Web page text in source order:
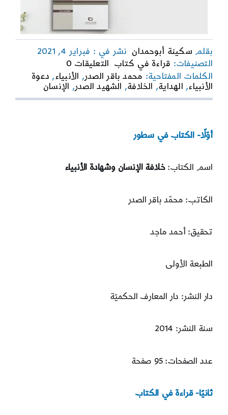
بقلم سكينة أبوحمدان نشر في : فبراير 4, 2021
التصنيفات: قراءة في كتاب التعليقات 0
قراءة
في
كتاب:
الكلمات المفتاحية: محمد باقر الصدر, الأنبياء, دعوة
الأنبياء, الهداية, الخلافة, الشهيد الصدر, الإنسان
أوّلًا- الكتاب في سطور
اسم الكتاب:خلافة الإنسان وشهادة الأنبياء
الكاتب: محمّد باقر الصدر
تحقيق: أحمد ماجد
الطبعة الأولى
دار النشر: دار المعارف الحكميّة
سنة النشر: 2014
عدد الصفحات: 95 صفحة
ثانيًا- قراءة في الكتاب